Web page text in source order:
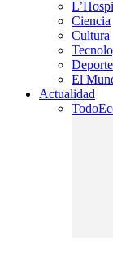
Ciencia
Cultura
El
Actualidad
Todo